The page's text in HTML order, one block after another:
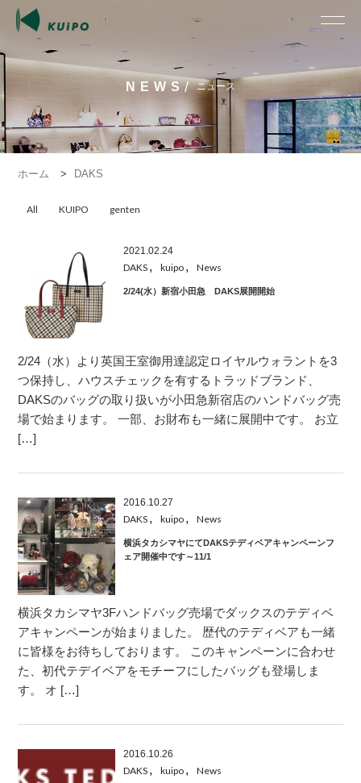
NEWS/ ニュース
ホーム > DAKS
All KUIPO genten
2021.02.24
DAKS , kuipo , News
2/24(水）新宿小田急 DAKS展開開始
2/24（水）より英国王室御用達認定ロイヤルウォラントを3
つ保持し、ハウスチェックを有するトラッドブランド、
DAKSのバッグの取り扱いが小田急新宿店のハンドバッグ売
場で始まります。 一部、お財布も一緒に展開中です。 お立
[…]
2016.10.27
DAKS , kuipo , News
横浜タカシマヤにてDAKSテディベアキャンペーンフ
ェア開催中です～11/1
横浜タカシマヤ3Fハンドバッグ売場でダックスのテディベ
アキャンペーンが始まりました。 歴代のテディベアも一緒
に皆様をお待ちしております。 このキャンペーンに合わせ
た、初代テデイベアをモチーフにしたバッグも登場しま
す。 オ […]
2016.10.26
DAKS , kuipo , News